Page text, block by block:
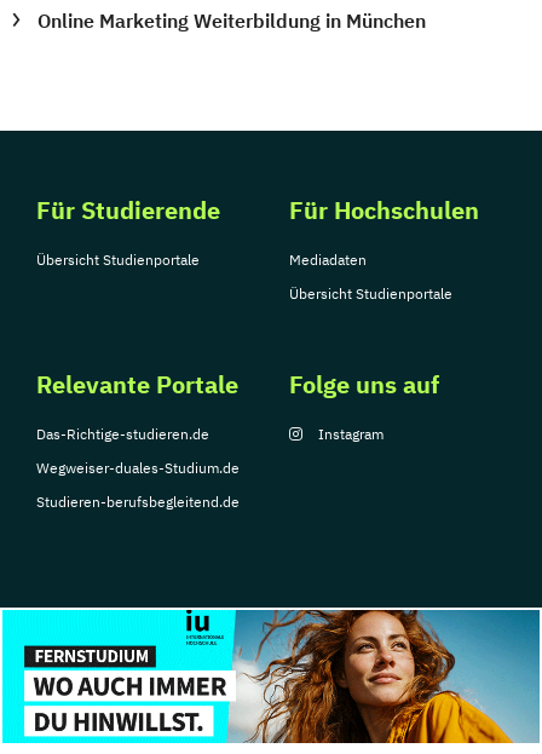
Online Marketing Weiterbildung in München
Für Studierende
Übersicht Studienportale
Für Hochschulen
Mediadaten
Übersicht Studienportale
Relevante Portale
Das-Richtige-studieren.de
Wegweiser-duales-Studium.de
Studieren-berufsbegleitend.de
Folge uns auf
Instagram
© Copyright 2026, TarGroup Media GmbH
Impressum
Datenschutzerklärung Nutzungsbedingungen